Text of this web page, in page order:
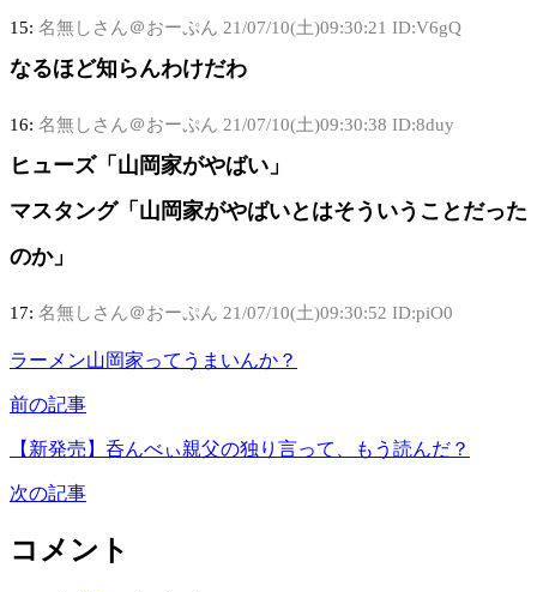
15: 名無しさん＠おーぷん 21/07/10(土)09:30:21 ID:V6gQ
なるほど知らんわけだわ
16: 名無しさん＠おーぷん 21/07/10(土)09:30:38 ID:8duy
ヒューズ「山岡家がやばい」
マスタング「山岡家がやばいとはそういうことだった
のか」
17: 名無しさん＠おーぷん 21/07/10(土)09:30:52 ID:piO0
ラーメン山岡家ってうまいんか？
前の記事
【新発売】呑んべぃ親父の独り言って、もう読んだ？
次の記事
コメント